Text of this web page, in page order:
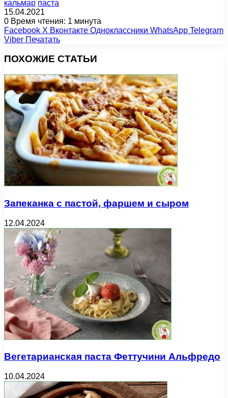
кальмар паста
15.04.2021
0 Время чтения: 1 минута
Facebook X Вконтакте Одноклассники WhatsApp Telegram
Viber Печатать
ПОХОЖИЕ СТАТЬИ
Запеканка с пастой, фаршем и сыром
12.04.2024
Вегетарианская паста Феттучини Альфредо
10.04.2024